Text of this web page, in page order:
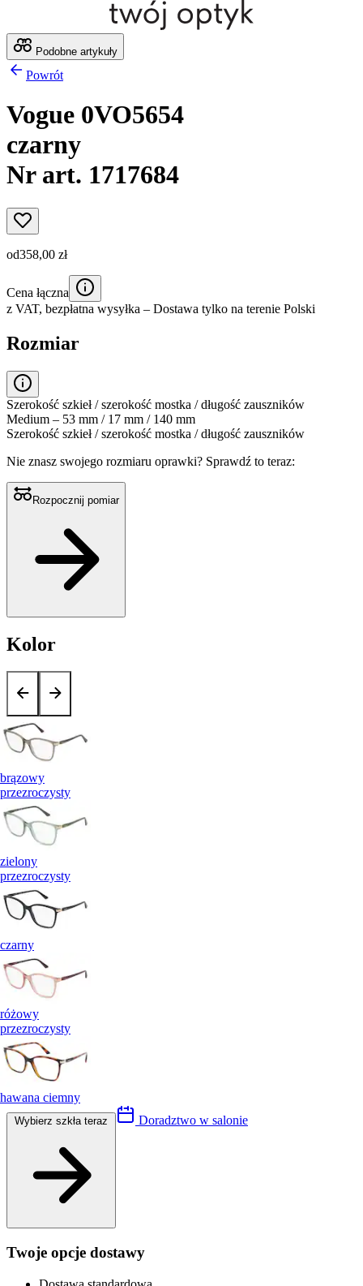
Podobne artykuły
Powrót
Vogue 0VO5654
czarny
Nr art. 1717684
od358,00 zł
Cena łączna
z VAT, bezpłatna wysyłka – Dostawa tylko na terenie Polski
Rozmiar
Szerokość szkieł / szerokość mostka / długość zauszników
Medium – 53 mm / 17 mm / 140 mm
Szerokość szkieł / szerokość mostka / długość zauszników
Nie znasz swojego rozmiaru oprawki? Sprawdź to teraz:
Rozpocznij pomiar
Kolor
brązowy
przezroczysty
zielony
przezroczysty
czarny
różowy
przezroczysty
hawana ciemny
Doradztwo w salonie
Twoje opcje dostawy